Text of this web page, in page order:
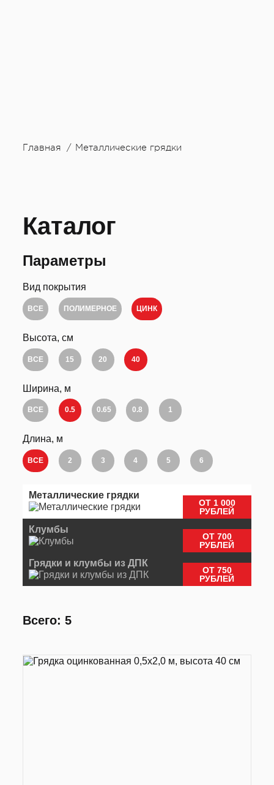
Главная Металлические грядки
Каталог
Параметры
Вид покрытия
ВСЕ ПОЛИМЕРНОЕ ЦИНК
Высота, см
ВСЕ 15 20 40
Ширина, м
ВСЕ 0.5 0.65 0.8 1
Длина, м
ВСЕ 2 3 4 5 6
Металлические грядки
ОТ 1 000
РУБЛЕЙ
Клумбы
ОТ 700
РУБЛЕЙ
Грядки и клумбы из ДПК
ОТ 750
РУБЛЕЙ
Всего: 5